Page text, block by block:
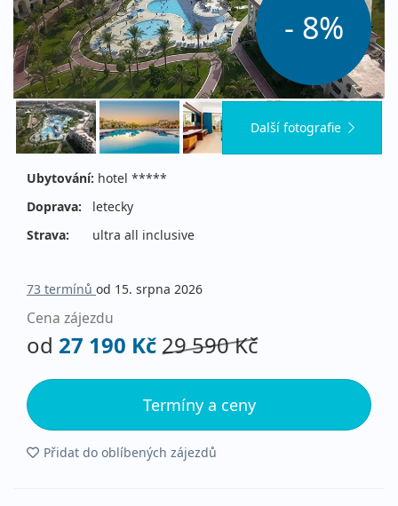
- 8%
Další fotografie
Ubytování: hotel *****
Doprava:
letecky
Strava:
ultra all inclusive
73 termínů od 15. srpna 2026
Cena zájezdu
od 27 190 Kč29 590 Kč
Termíny a ceny
Přidat do oblíbených zájezdů